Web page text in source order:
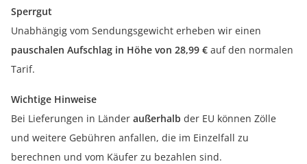
Sperrgut
Unabhängig vom Sendungsgewicht erheben wir einen
pauschalen Aufschlag in Höhe von 28,99 € auf den normalen
Tarif.
Wichtige Hinweise
Bei Lieferungen in Länder außerhalb der EU können Zölle
und weitere Gebühren anfallen, die im Einzelfall zu
berechnen und vom Käufer zu bezahlen sind.